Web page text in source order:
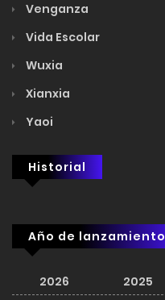
Venganza
Vida Escolar
Wuxia
Xianxia
Yaoi
Historial
Año de lanzamiento
2026 2025